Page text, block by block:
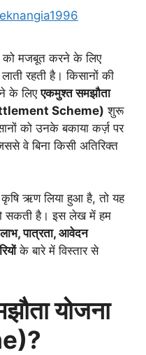
को मजबूत करने के लिए
रहती है। किसानों की
के लिएएकमुश्त समझौता
Scheme) शुरू
को उनके बकाया कर्ज़ पर
वे बिना किसी अतिरिक्त
ऋण लिया हुआ है, तो यह
सकती है। इस लेख में हम
पात्रता, आवेदन
के बारे में विस्तार से
योजना